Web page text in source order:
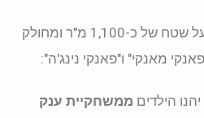
המתחם החדש משתרע על שטח של כ-1,100 מ"ר ומחולק
יהנו הילדים ממשחקיית ענק